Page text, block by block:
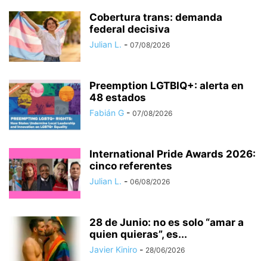
Cobertura trans: demanda
federal decisiva
Julian L. - 07/08/2026
Preemption LGTBIQ+: alerta en
48 estados
Fabián G - 07/08/2026
International Pride Awards 2026:
cinco referentes
Julian L. - 06/08/2026
28 de Junio: no es solo “amar a
quien quieras”, es...
Javier Kiniro - 28/06/2026